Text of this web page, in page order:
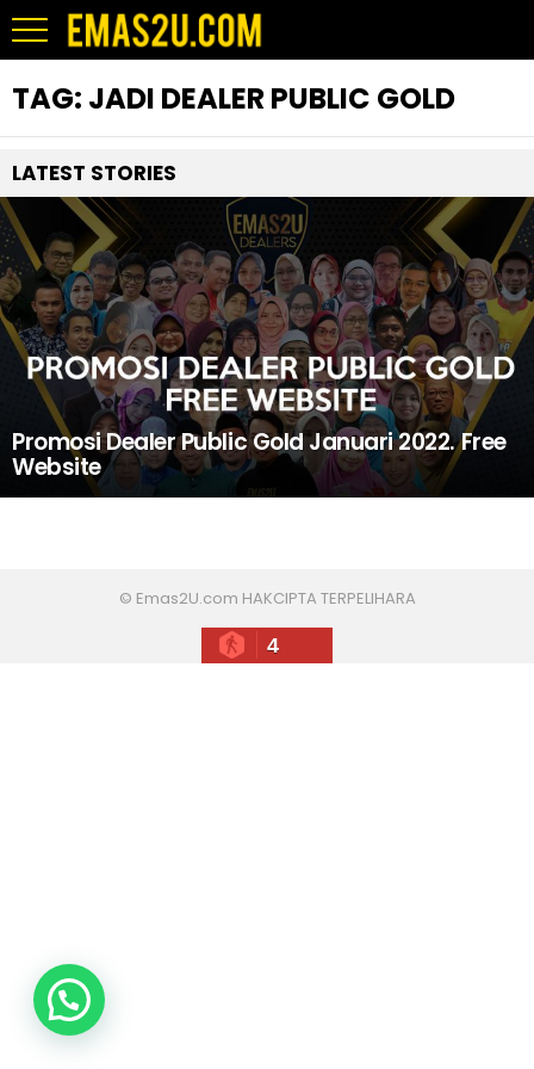
TAG: JADI DEALER PUBLIC GOLD
LATEST STORIES
Promosi Dealer Public Gold Januari 2022. Free
Website
© Emas2U.com HAKCIPTA TERPELIHARA
4